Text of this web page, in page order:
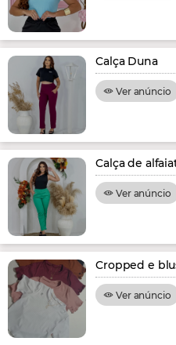
Calça Duna
Ver anúncio
Calça de
Ver anúncio
Cropped e
Ver anúncio